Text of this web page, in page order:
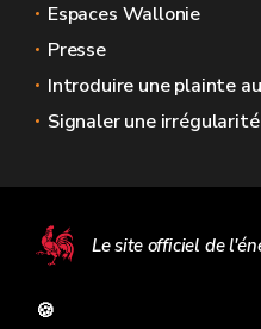
Espaces Wallonie
Presse
Introduire une plainte
Signaler une irrégularité
Le site officiel de
🍪